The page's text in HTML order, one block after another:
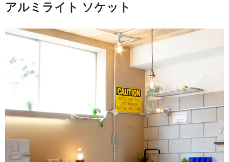
キッチン 浴室（風呂・
ム）・トイレ
ドア（扉）・建具・玄関
エクステリア
ウッドデッキ フローリング・
収納 インテリア・家具
照明
施工事例 法人案件納入事例
ミラタップのあるくらし お客様訪問インタビュー
店舗・施設事例
ショールーム
ショールームのご案内 東京ショールーム
大阪 仙台 ショールーム
名古屋 京都 ショールーム
福岡ショールーム 札幌スマートショールー
横浜スマート
ム
ウェルビーみのお
BOX
サポート
ご利用ガイド 初めての方へ
よくある質問 お問い合わせ
修理お問い合わせ クレーム公開
説明書・図面検索 水まわり3年保証
その他サービス
ASOLIE
工事会社紹介Coziコンシ
ェルジュ
自分らしい家づくり
SUVACO
最高のリノベ会社が
みつ
リノベりす
アルミライト ソケット
タ
イ
ル
屋
床・
屋
外
床・